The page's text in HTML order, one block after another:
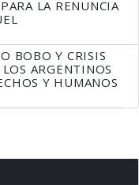
LA RENUNCIA
BOBO Y CRISIS
ARGENTINOS
Y HUMANOS